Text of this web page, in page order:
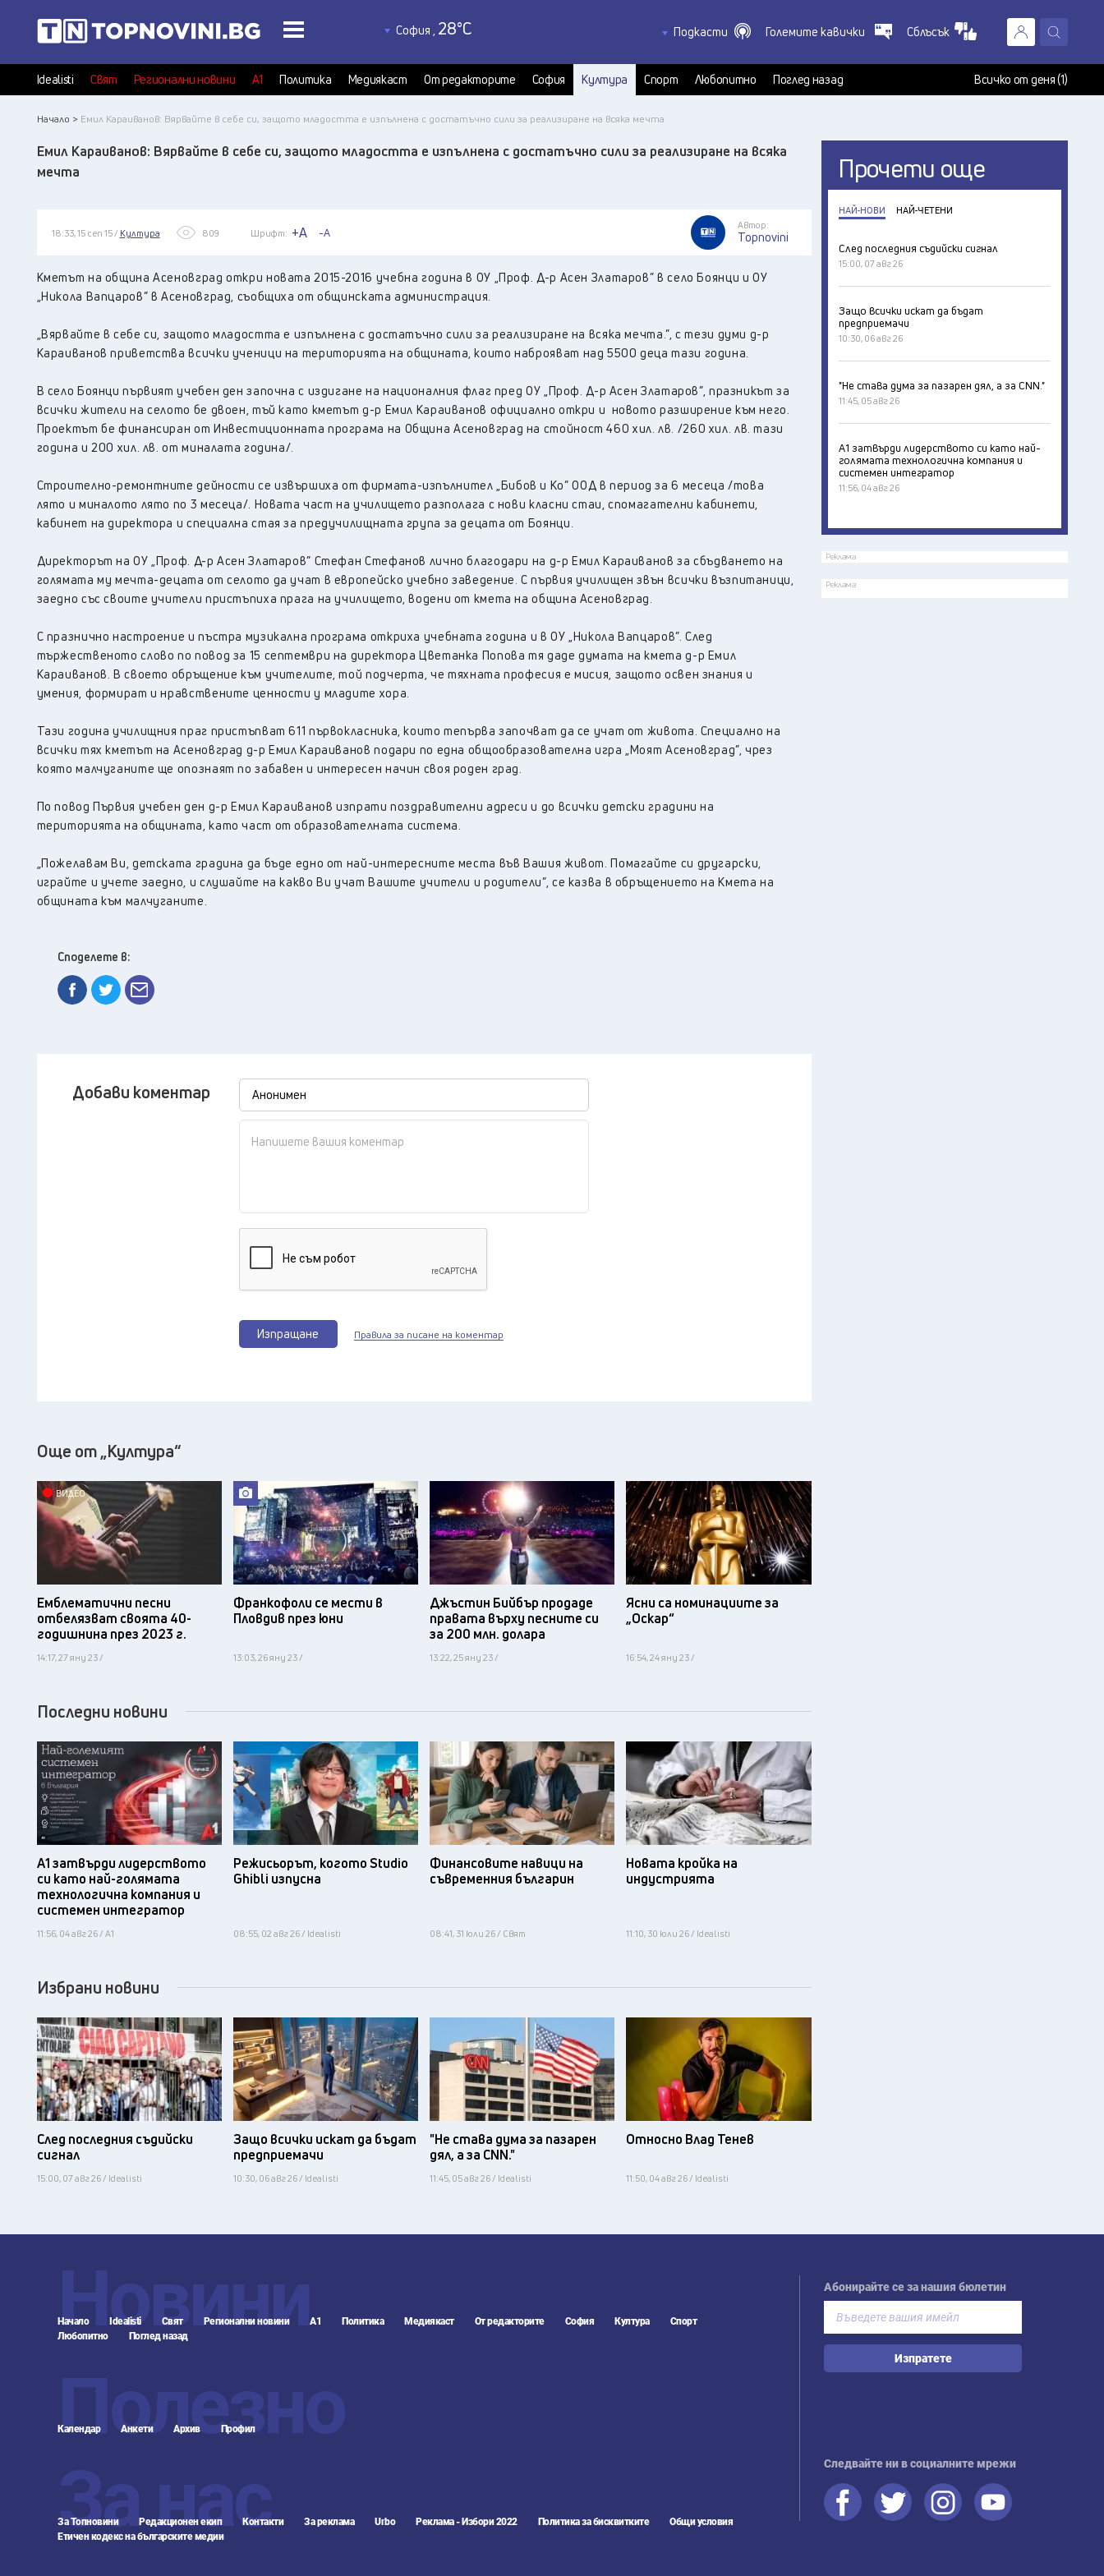
X
София , 28°C
Бургас, 34°C
Варна, 30°C
Велико Търново,
33 °C
Кюстендил, 32°C
Ловеч, 35°C
Монтана , 36°C
Пазарджик, 32°C
Плевен, 36°C
Пловдив 35°C
Силистра, 34°C
Сливен, 32°C
25°C
София , 28°C
Стара Загора , 33°C
Търговище, 33°C
,
Шумен , 32°C
Ямбол , 33°C
Подкасти
КултурКаст
Медиякаст
Големите кавички Сблъсък
Idealisti Свят Регионални новини А1 Политика Медиякаст От редакторите София Култура Спорт Любопитно Поглед назад Всичко от деня (1)
Начало > Емил Караиванов: Вярвайте в себе си, защото младостта е изпълнена с достатъчно сили за реализиране на всяка мечта
Емил Караиванов: Вярвайте в себе си, защото младостта е изпълнена с достатъчно сили за реализиране на всяка
мечта
18:33, 15 сеп 15 / Култура 809 Шрифт: +A -A
Автор:
Topnovini
Кметът на община Асеновград откри новата 2015-2016 учебна година в ОУ „Проф. Д-р Асен Златаров” в село Боянци и ОУ
„Никола Вапцаров” в Асеновград, съобщиха от общинската администрация.
„Вярвайте в себе си, защото младостта е изпълнена с достатъчно сили за реализиране на всяка мечта.”, с тези думи д-р
Караиванов приветства всички ученици на територията на общината, които наброяват над 5500 деца тази година.
В село Боянци първият учебен ден започна с издигане на националния флаг пред ОУ „Проф. Д-р Асен Златаров”, празникът за
всички жители на селото бе двоен, тъй като кметът д-р Емил Караиванов официално откри и новото разширение към него.
Проектът бе финансиран от Инвестиционната програма на Община Асеновград на стойност 460 хил. лв. /260 хил. лв. тази
година и 200 хил. лв. от миналата година/.
Строително-ремонтните дейности се извършиха от фирмата-изпълнител „Бибов и Ко” ООД в период за 6 месеца /това
лято и миналото лято по 3 месеца/. Новата част на училището разполага с нови класни стаи, спомагателни кабинети,
кабинет на директора и специална стая за предучилищната група за децата от Боянци.
Директорът на ОУ „Проф. Д-р Асен Златаров” Стефан Стефанов лично благодари на д-р Емил Караиванов за сбъдването на
голямата му мечта-децата от селото да учат в европейско учебно заведение. С първия училищен звън всички възпитаници,
заедно със своите учители пристъпиха прага на училището, водени от кмета на община Асеновград.
С празнично настроение и пъстра музикална програма откриха учебната година и в ОУ „Никола Вапцаров”. След
тържественото слово по повод за 15 септември на директора Цветанка Попова тя даде думата на кмета д-р Емил
Караиванов. В своето обръщение към учителите, той подчерта, че тяхната професия е мисия, защото освен знания и
умения, формират и нравствените ценности у младите хора.
Тази година училищния праг пристъпват 611 първокласника, които тепърва започват да се учат от живота. Специално на
всички тях кметът на Асеновград д-р Емил Караиванов подари по една общообразователна игра „Моят Асеновград”, чрез
която малчуганите ще опознаят по забавен и интересен начин своя роден град.
По повод Първия учебен ден д-р Емил Караиванов изпрати поздравителни адреси и до всички детски градини на
територията на общината, като част от образователната система.
„Пожелавам Ви, детската градина да бъде едно от най-интересните места във Вашия живот. Помагайте си другарски,
играйте и учете заедно, и слушайте на какво Ви учат Вашите учители и родители”, се казва в обръщението на Кмета на
общината към малчуганите.
Споделете в:
Добави коментар
Изпращане Правила за писане на коментар
Още от „Култура“
ВИДЕО
Емблематични песни
отбелязват своята 40-
годишнина през 2023 г.
14:17, 27 яну 23 /
Франкофоли се мести в
Пловдив през юни
13:03, 26 яну 23 /
Джъстин Бийбър продаде
правата върху песните си
за 200 млн. долара
13:22, 25 яну 23 /
Ясни са номинациите за
„Оскар“
16:54, 24 яну 23 /
Последни новини
А1 затвърди лидерството
си като най-голямата
технологична компания и
системен интегратор
11:56, 04 авг 26 / А1
Режисьорът, когото Studio
Ghibli изпусна
08:55, 02 авг 26 / Idealisti
Финансовите навици на
съвременния българин
08:41, 31 юли 26 / Свят
Новата кройка на
индустрията
11:10, 30 юли 26 / Idealisti
Избрани новини
След последния съдийски
сигнал
15:00, 07 авг 26 / Idealisti
Защо всички искат да бъдат
предприемачи
10:30, 06 авг 26 / Idealisti
"Не става дума за пазарен
дял, а за CNN."
11:45, 05 авг 26 / Idealisti
Относно Влад Тенев
11:50, 04 авг 26 / Idealisti
Прочети още
НАЙ-НОВИ НАЙ-ЧЕТЕНИ
След последния съдийски сигнал
15:00, 07 авг 26
Защо всички искат да бъдат
предприемачи
10:30, 06 авг 26
"Не става дума за пазарен дял, а за CNN."
11:45, 05 авг 26
А1 затвърди лидерството си като най-
голямата технологична компания и
системен интегратор
11:56, 04 авг 26
Реклама
Реклама
Новини
Начало Idealisti Свят Регионални новини А1 Политика Медиякаст От редакторите София Култура
Спорт
Любопитно
Поглед назад
Полезно
Календар Анкети Архив Профил
За нас
За Топновини Редакционен екип Контакти За реклама Urbo Реклама - Избори 2022 Политика за бисквитките
Общи условия
Етичен кодекс на българските медии
Абонирайте се за нашия бюлетин
Изпратете
Следвайте ни в социалните мрежи